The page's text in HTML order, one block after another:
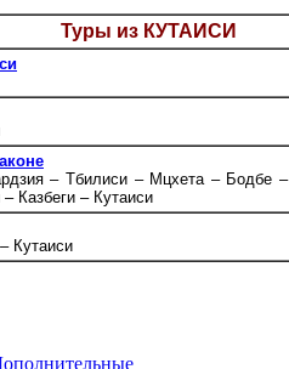
Туры из КУТАИСИ
– Тбилиси – Мцхета – Бодбе –
Казбеги – Кутаиси
Кутаиси